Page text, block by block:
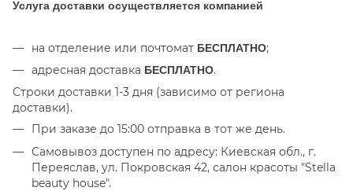
Услуга доставки осуществляется компанией
на отделение или почтомат БЕСПЛАТНО;
адресная доставка БЕСПЛАТНО.
Строки доставки 1-3 дня (зависимо от региона
доставки).
При заказе до 15:00 отправка в тот же день.
Самовывоз доступен по адресу: Киевская обл., г.
Переяслав, ул. Покровская 42, салон красоты "Stella
beauty house".